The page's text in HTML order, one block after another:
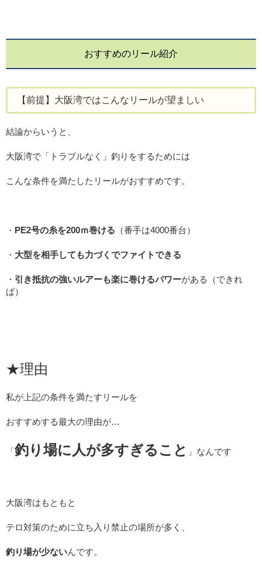
おすすめのリール紹介
【前提】大阪湾ではこんなリールが望ましい
結論からいうと、
大阪湾で「トラブルなく」釣りをするためには
こんな条件を満たしたリールがおすすめです。
・ PE2号の糸を200ｍ巻ける （番手は4000番台）
・ 大型を相手しても力づくでファイトできる
・ 引き抵抗の強いルアーも楽に巻けるパワーがある（できれ
ば）
★理由
私が上記の条件を満たすリールを
おすすめする最大の理由が…
「釣り場に 人が多すぎること 」なんです
大阪湾はもともと
テロ対策のために立ち入り禁止の場所が多く、
釣り場が少ないんです。